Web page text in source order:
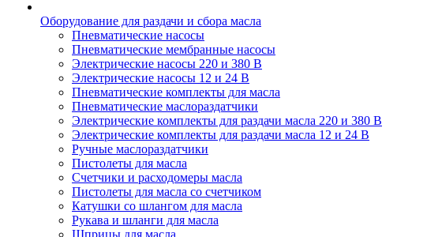
Оборудование для раздачи и сбора масла
Пневматические насосы
Пневматические мембранные насосы
Электрические насосы 220 и 380 В
Электрические насосы 12 и 24 В
Пневматические комплекты для масла
Пневматические маслораздатчики
Электрические комплекты для раздачи масла 220 и 380 В
Электрические комплекты для раздачи масла 12 и 24 В
Ручные маслораздатчики
Пистолеты для масла
Счетчики и расходомеры масла
Пистолеты для масла со счетчиком
Катушки со шлангом для масла
Рукава и шланги для масла
Шприцы для масла